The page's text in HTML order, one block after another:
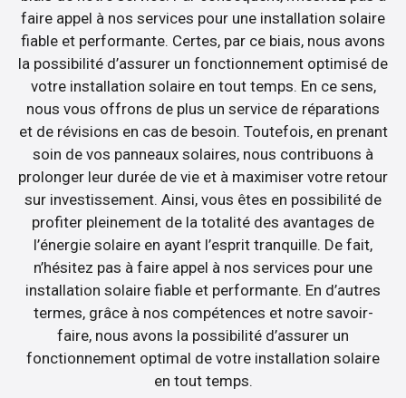
faire appel à nos services pour une installation solaire
fiable et performante. Certes, par ce biais, nous avons
la possibilité d’assurer un fonctionnement optimisé de
votre installation solaire en tout temps. En ce sens,
nous vous offrons de plus un service de réparations
et de révisions en cas de besoin. Toutefois, en prenant
soin de vos panneaux solaires, nous contribuons à
prolonger leur durée de vie et à maximiser votre retour
sur investissement. Ainsi, vous êtes en possibilité de
profiter pleinement de la totalité des avantages de
l’énergie solaire en ayant l’esprit tranquille. De fait,
n’hésitez pas à faire appel à nos services pour une
installation solaire fiable et performante. En d’autres
termes, grâce à nos compétences et notre savoir-
faire, nous avons la possibilité d’assurer un
fonctionnement optimal de votre installation solaire
en tout temps.